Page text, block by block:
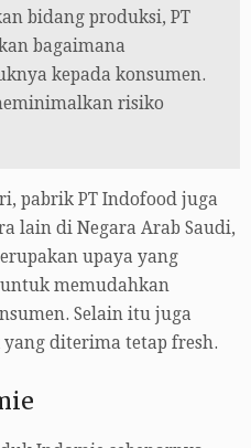
bidang produksi, PT
bagaimana
kepada konsumen.
risiko
pabrik PT Indofood juga
lain di Negara Arab Saudi,
upaya yang
memudahkan
Selain itu juga
diterima tetap fresh.